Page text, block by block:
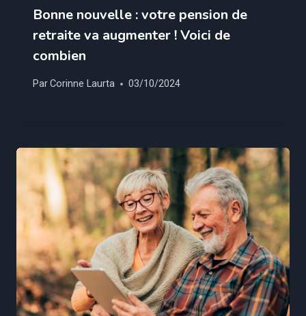
Bonne nouvelle : votre pension de
retraite va augmenter ! Voici de
combien
ParCorinne Laurta 03/10/2024